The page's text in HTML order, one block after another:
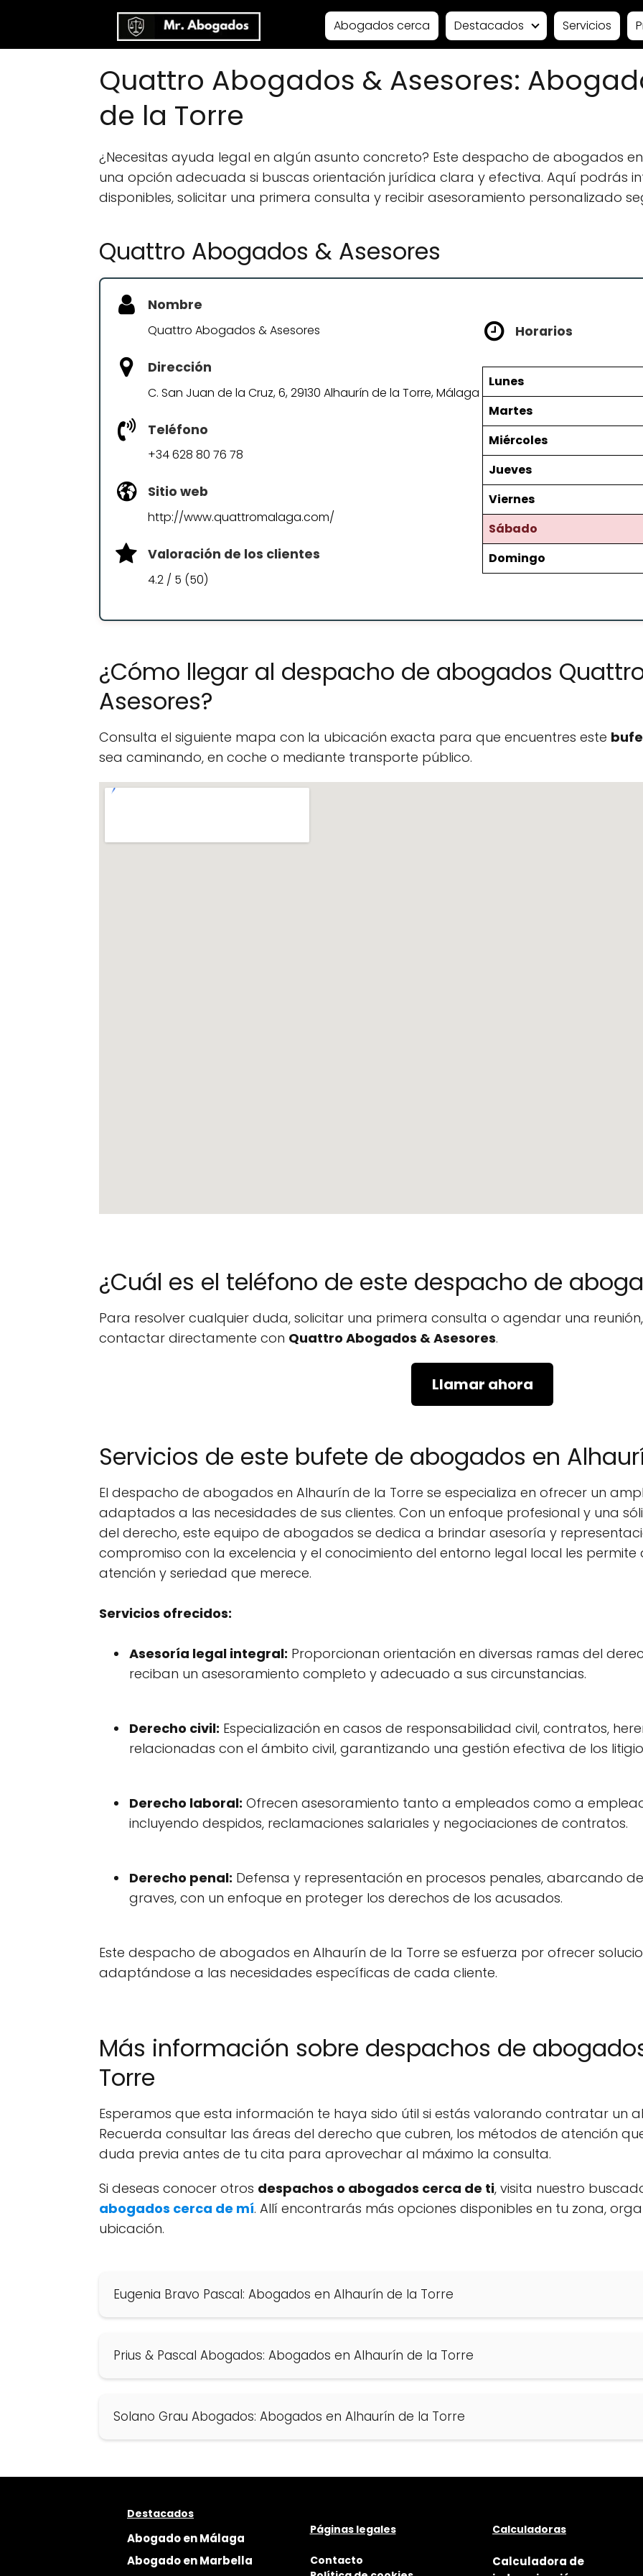
Abogados cerca Destacados Servicios
Quattro Abogados & Asesores:
de la Torre
¿Necesitas ayuda legal en algún asunto concreto? Este despacho de abogados
una opción adecuada si buscas orientación jurídica clara y efectiva. Aquí podrás
disponibles, solicitar una primera consulta y recibir asesoramiento personalizado
Quattro Abogados & Asesores
Nombre
Quattro Abogados & Asesores
Dirección
C. San Juan de la Cruz, 6, 29130 Alhaurín de la Torre, Málaga
Teléfono
+34 628 80 76 78
Sitio web
http://www.quattromalaga.com/
Valoración de los clientes
4.2 / 5 (50)
Horarios
Lunes
Martes
Miércoles
Jueves
Viernes
Sábado
Domingo
¿Cómo llegar al despacho de abogados
Asesores?
Consulta el siguiente mapa con la ubicación exacta para que encuentres este
sea caminando, en coche o mediante transporte público.
¿Cuál es el teléfono de este despacho de
Para resolver cualquier duda, solicitar una primera consulta o agendar una
contactar directamente con Quattro Abogados & Asesores.
Llamar ahora
Servicios de este bufete de abogados en
El despacho de abogados en Alhaurín de la Torre se especializa en ofrecer un
adaptados a las necesidades de sus clientes. Con un enfoque profesional y una
del derecho, este equipo de abogados se dedica a brindar asesoría y
compromiso con la excelencia y el conocimiento del entorno legal local les
atención y seriedad que merece.
Servicios ofrecidos:
Asesoría legal integral: Proporcionan orientación en diversas ramas del
reciban un asesoramiento completo y adecuado a sus circunstancias.
Derecho civil: Especialización en casos de responsabilidad civil, contratos,
relacionadas con el ámbito civil, garantizando una gestión efectiva de los
Derecho laboral: Ofrecen asesoramiento tanto a empleados como a
incluyendo despidos, reclamaciones salariales y negociaciones de contratos.
Derecho penal: Defensa y representación en procesos penales, abarcando
graves, con un enfoque en proteger los derechos de los acusados.
Este despacho de abogados en Alhaurín de la Torre se esfuerza por ofrecer
adaptándose a las necesidades específicas de cada cliente.
Más información sobre despachos de
Torre
Esperamos que esta información te haya sido útil si estás valorando contratar un
Recuerda consultar las áreas del derecho que cubren, los métodos de atención
duda previa antes de tu cita para aprovechar al máximo la consulta.
Si deseas conocer otros despachos o abogados cerca de ti, visita nuestro
abogados cerca de mí. Allí encontrarás más opciones disponibles en tu zona,
ubicación.
Eugenia Bravo Pascal: Abogados en Alhaurín de la Torre
Prius & Pascal Abogados: Abogados en Alhaurín de la Torre
Solano Grau Abogados: Abogados en Alhaurín de la Torre
Destacados
Abogado en Málaga
Abogado en Marbella
Páginas legales
Contacto
Calculadoras
Calculadora de